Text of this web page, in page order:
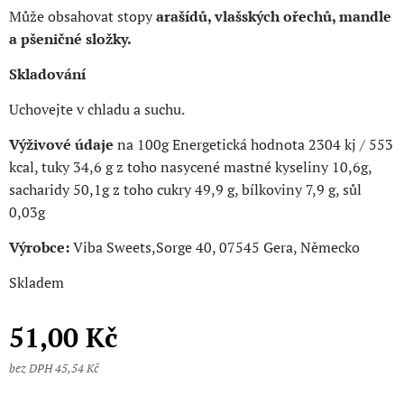
Může obsahovat stopyarašídů, vlašských ořechů, mandle
a pšeničné složky.
Skladování
Uchovejte v chladu a suchu.
Výživové údaje na 100g Energetická hodnota 2304 kj / 553
kcal, tuky 34,6 g z toho nasycené mastné kyseliny 10,6g,
sacharidy 50,1g z toho cukry 49,9 g, bílkoviny 7,9 g, sůl
0,03g
Výrobce:Viba Sweets,Sorge 40, 07545 Gera, Německo
Skladem
51,00 Kč
bez DPH 45,54 Kč